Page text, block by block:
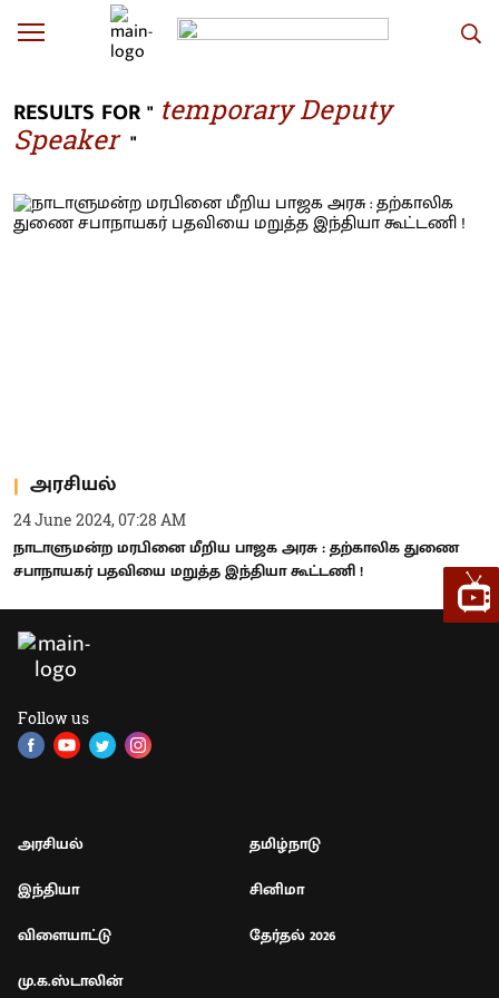
RESULTS FOR " temporary Deputy
Speaker "
அரசியல்
24 June 2024, 07:28 AM
நாடாளுமன்ற மரபினை மீறிய பாஜக அரசு : தற்காலிக துணை
சபாநாயகர் பதவியை மறுத்த இந்தியா கூட்டணி !
Follow us
அரசியல்
தமிழ்நாடு
இந்தியா
சினிமா
விளையாட்டு
தேர்தல் 2026
மு.க.ஸ்டாலின்